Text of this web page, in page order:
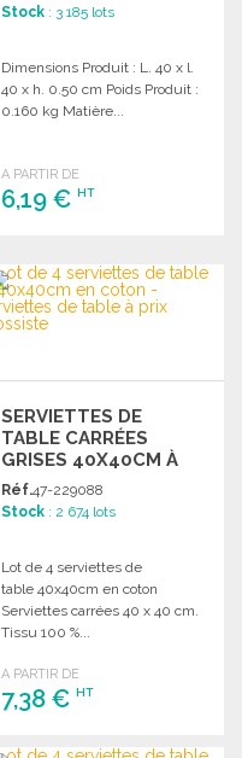
Stock : 3 185 lots
Dimensions Produit : L. 40 x l.
40 x h. 0.50 cm Poids Produit :
0.160 kg Matière...
A PARTIR DE
6,19 €HT
Demander un devis
SERVIETTES DE
TABLE CARRÉES
GRISES 40X40CM À
PRIX DE GROS
Réf.47-229088
Stock : 2 674 lots
Lot de 4 serviettes de
table 40x40cm en coton
Serviettes carrées 40 x 40 cm.
Tissu 100 %...
A PARTIR DE
7,38 €HT
COMMANDER